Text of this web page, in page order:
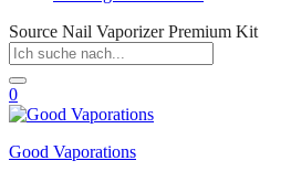
Source Nail Vaporizer Premium Kit
0
Good Vaporations